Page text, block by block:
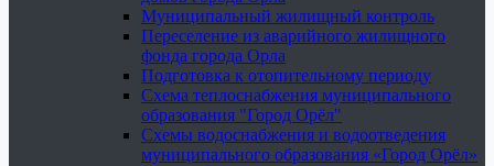
Муниципальный жилищный контроль
Переселение из аварийного жилищного
фонда города Орла
Подготовка к отопительному периоду
Схема теплоснабжения муниципального
образования "Город Орёл"
Схемы водоснабжения и водоотведения
муниципального образования «Город Орёл»